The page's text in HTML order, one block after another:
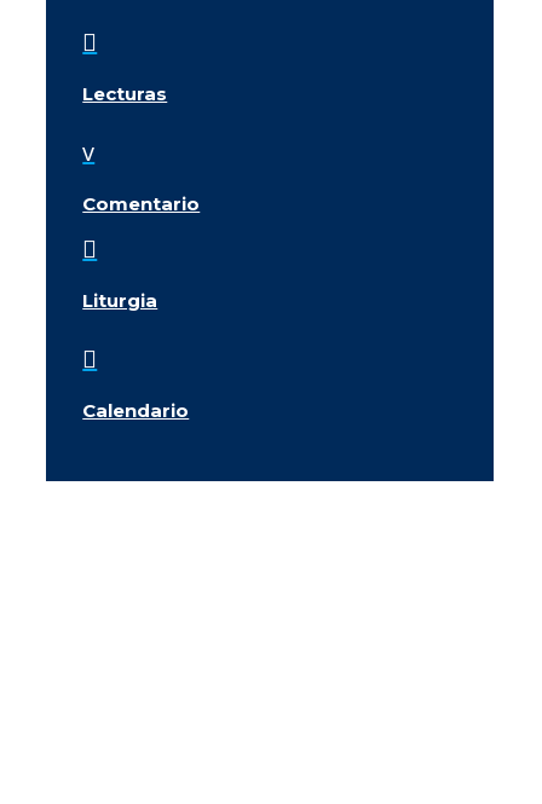

Lecturas
v
Comentario

Liturgia

Calendario